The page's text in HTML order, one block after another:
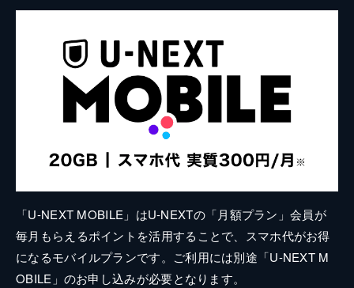
「U-NEXT MOBILE」はU-NEXTの「月額プラン」会員が
毎月もらえるポイントを活用することで、スマホ代がお得
になるモバイルプランです。ご利用には別途「U-NEXT M
OBILE」のお申し込みが必要となります。